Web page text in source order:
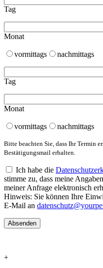
Tag
Monat
vormittags nachmittags
Tag
Monat
vormittags nachmittags
Bitte beachten Sie, dass Ihr Termin
Bestätigungsmail erhalten.
Ich habe die
stimme zu, dass meine
meiner Anfrage elektronisch
Hinweis: Sie können Ihre
E-Mail an
+